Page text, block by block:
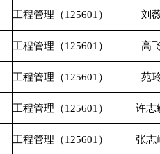
工程管理（125601） 刘
工程管理（125601） 高
工程管理（125601） 苑
工程管理（125601） 许志
工程管理（125601） 张志